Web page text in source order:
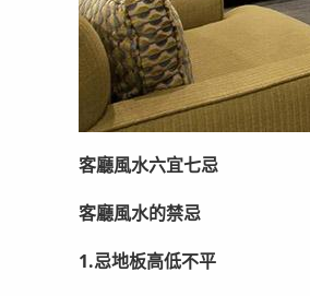
客廳風水六宜七忌
客廳風水的禁忌
1.忌地板高低不平